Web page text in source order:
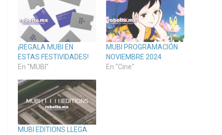
¡REGALA MUBI EN
ESTAS FESTIVIDADES!
En "MUBI"
MUBI PROGRAMACIÓN
NOVIEMBRE 2024
En "Cine"
MUBI EDITIONS LLEGA